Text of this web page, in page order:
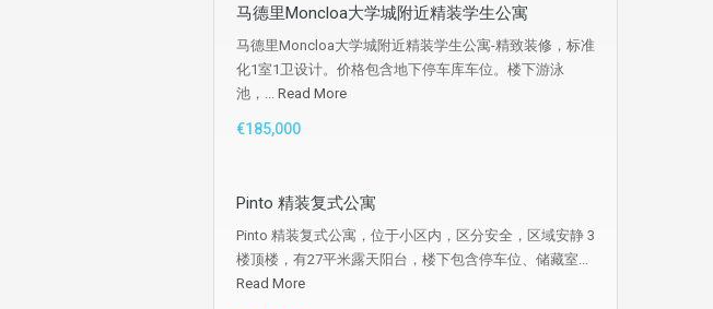
马德里Moncloa大学城附近精装学生公寓
马德里Moncloa大学城附近精装学生公寓-精致装修，标准
化1室1卫设计。价格包含地下停车库车位。楼下游泳
池，... Read More
€185,000
Pinto 精装复式公寓
Pinto 精装复式公寓，位于小区内，区分安全，区域安静 3
楼顶楼，有27平米露天阳台，楼下包含停车位、储藏室...
Read More